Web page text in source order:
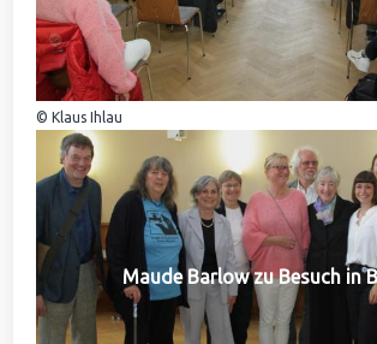
© Klaus Ihlau
Maude Barlow zu Besuch in